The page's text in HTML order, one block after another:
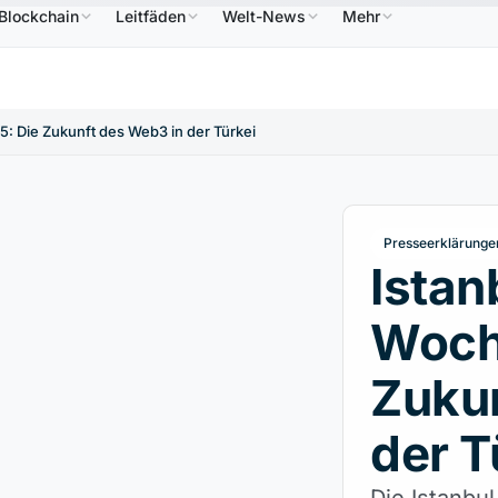
586,64 $↑2.10% USDCUSDC 0,9995 $↑0.00% XRP XRP1,09 $↑2.30%
Blockchain Leitfäden Welt-News Mehr
Die Zukunft des Web3 in der Türkei
der